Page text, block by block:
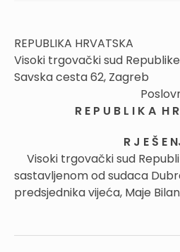
REPUBLIKA HRVATSKA
Visoki trgovački sud
Savska cesta 62, Zagreb
R E P U B L I K A H
R J E Š E
Visoki trgovački sud
sastavljenom od sudaca
predsjednika vijeća, Maje